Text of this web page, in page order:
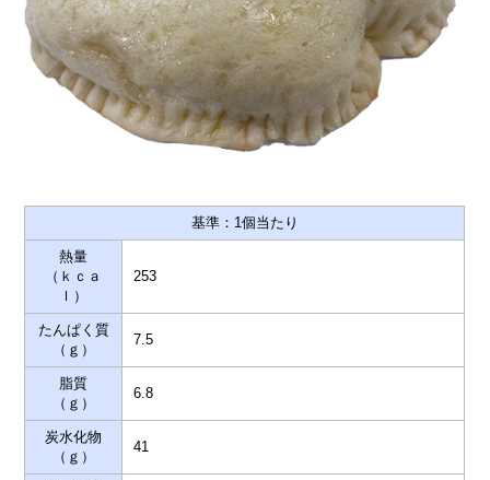
基準：1個当たり
熱量
（ｋｃａ
ｌ）
253
たんぱく質
（ｇ）
7.5
脂質
（ｇ）
6.8
炭水化物
（ｇ）
41